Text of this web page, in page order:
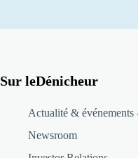
Sur leDénicheur
Actualité & événements
Newsroom